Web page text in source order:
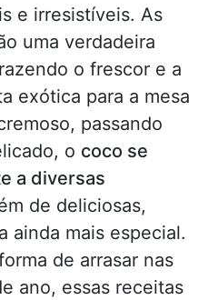
e irresistíveis. As
uma verdadeira
o frescor e a
exótica para a mesa
passando
o coco se
a diversas
de deliciosas,
ainda mais especial.
de arrasar nas
ano, essas receitas